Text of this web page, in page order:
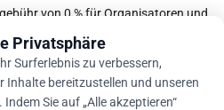
von 0 % für Organisatoren und
kostenlos bleiben. Passen Sie den
an oder geben Sie unten ein
Privatsphäre
Surferlebnis zu verbessern,
Inhalte bereitzustellen und unseren
Sie auf „Alle akzeptieren“